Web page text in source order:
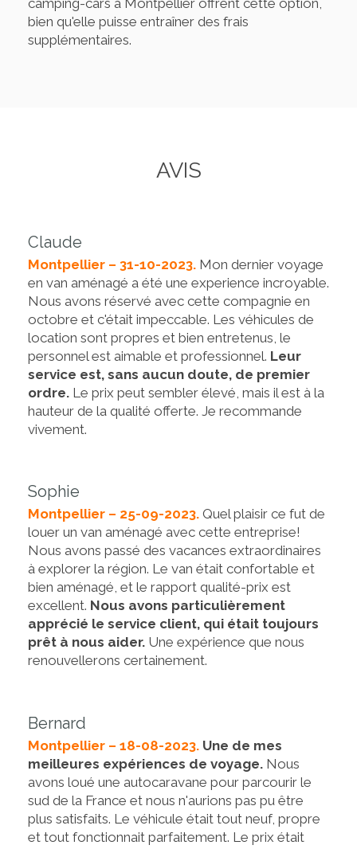
camping-cars à Montpellier offrent cette option,
bien qu'elle puisse entraîner des frais
supplémentaires.
AVIS
Claude
Montpellier – 31-10-2023. Mon dernier voyage
en van aménagé a été une experience incroyable.
Nous avons réservé avec cette compagnie en
octobre et c'était impeccable. Les véhicules de
location sont propres et bien entretenus, le
personnel est aimable et professionnel. Leur
service est, sans aucun doute, de premier
ordre. Le prix peut sembler élevé, mais il est à la
hauteur de la qualité offerte. Je recommande
vivement.
Sophie
Montpellier – 25-09-2023. Quel plaisir ce fut de
louer un van aménagé avec cette entreprise!
Nous avons passé des vacances extraordinaires
à explorer la région. Le van était confortable et
bien aménagé, et le rapport qualité-prix est
excellent. Nous avons particulièrement
apprécié le service client, qui était toujours
prêt à nous aider. Une expérience que nous
renouvellerons certainement.
Bernard
Montpellier – 18-08-2023. Une de mes
meilleures expériences de voyage. Nous
avons loué une autocaravane pour parcourir le
sud de la France et nous n'aurions pas pu être
plus satisfaits. Le véhicule était tout neuf, propre
et tout fonctionnait parfaitement. Le prix était